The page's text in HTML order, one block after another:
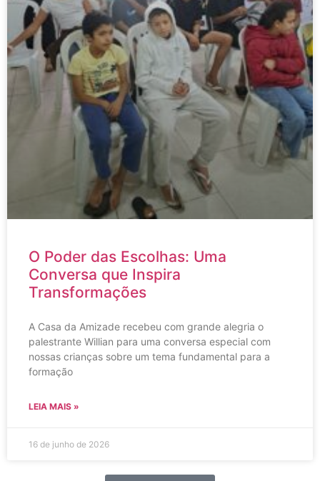
O Poder das Escolhas: Uma
Conversa que Inspira
Transformações
A Casa da Amizade recebeu com grande alegria o
palestrante Willian para uma conversa especial com
nossas crianças sobre um tema fundamental para a
formação
LEIA MAIS »
16 de junho de 2026